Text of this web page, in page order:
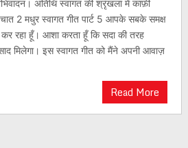
अतिथि स्वागत की श्रृंखला में काफ़ी
2 मधुर स्वागत गीत पार्ट 5 आपके सबके समक्ष
रहा हूँ। आशा करता हूँ कि सदा की तरह
मिलेगा। इस स्वागत गीत को मैंने अपनी आवाज़
Read More